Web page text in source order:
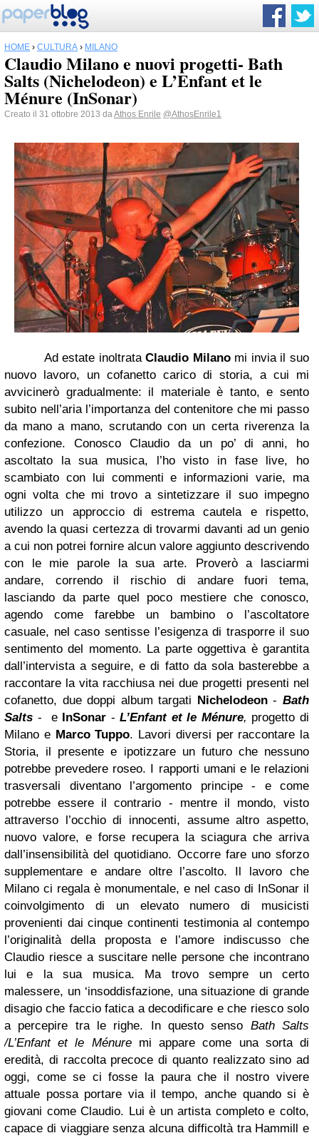
HOME › CULTURA › MILANO
Claudio Milano e nuovi progetti- Bath
Salts (Nichelodeon) e L’Enfant et le
Ménure (InSonar)
Creato il 31 ottobre 2013 daAthos Enrile @AthosEnrile1
Ad estate inoltrataClaudio Milanomi invia il suo
nuovo lavoro, un cofanetto carico di storia, a cui mi
avvicinerò gradualmente: il materiale è tanto, e sento
subito nell’aria l’importanza del contenitore che mi passo
da mano a mano, scrutando con un certa riverenza la
confezione. Conosco Claudio da un po’ di anni, ho
ascoltato la sua musica, l’ho visto in fase live, ho
scambiato con lui commenti e informazioni varie, ma
ogni volta che mi trovo a sintetizzare il suo impegno
utilizzo un approccio di estrema cautela e rispetto,
avendo la quasi certezza di trovarmi davanti ad un genio
a cui non potrei fornire alcun valore aggiunto descrivendo
con le mie parole la sua arte. Proverò a lasciarmi
andare, correndo il rischio di andare fuori tema,
lasciando da parte quel poco mestiere che conosco,
agendo come farebbe un bambino o l’ascoltatore
casuale, nel caso sentisse l’esigenza di trasporre il suo
sentimento del momento. La parte oggettiva è garantita
dall’intervista a seguire, e di fatto da sola basterebbe a
raccontare la vita racchiusa nei due progetti presenti nel
cofanetto, due doppi album targati Nichelodeon-Bath
Salts - e InSonar -L’Enfant et le Ménure, progetto di
Milano e Marco Tuppo. Lavori diversi per raccontare la
Storia, il presente e ipotizzare un futuro che nessuno
potrebbe prevedere roseo. I rapporti umani e le relazioni
trasversali diventano l’argomento principe - e come
potrebbe essere il contrario - mentre il mondo, visto
attraverso l’occhio di innocenti, assume altro aspetto,
nuovo valore, e forse recupera la sciagura che arriva
dall’insensibilità del quotidiano. Occorre fare uno sforzo
supplementare e andare oltre l’ascolto. Il lavoro che
Milano ci regala è monumentale, e nel caso di InSonar il
coinvolgimento di un elevato numero di musicisti
provenienti dai cinque continenti testimonia al contempo
l’originalità della proposta e l’amore indiscusso che
Claudio riesce a suscitare nelle persone che incontrano
lui e la sua musica. Ma trovo sempre un certo
malessere, un ‘insoddisfazione, una situazione di grande
disagio che faccio fatica a decodificare e che riesco solo
a percepire tra le righe. In questo senso Bath Salts
/L’Enfant et le Ménuremi appare come una sorta di
eredità, di raccolta precoce di quanto realizzato sino ad
oggi, come se ci fosse la paura che il nostro vivere
attuale possa portare via il tempo, anche quando si è
giovani come Claudio. Lui è un artista completo e colto,
capace di viaggiare senza alcuna difficoltà tra Hammill e